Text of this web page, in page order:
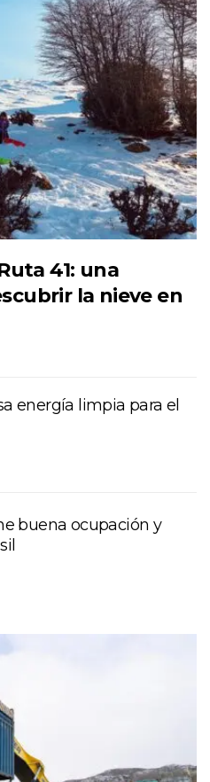
41: una
la nieve en
energía limpia para el
buena ocupación y